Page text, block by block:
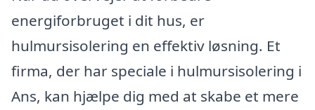
energiforbruget i dit hus, er
hulmursisolering en effektiv løsning. Et
firma, der har speciale i hulmursisolering i
Ans, kan hjælpe dig med at skabe et mere